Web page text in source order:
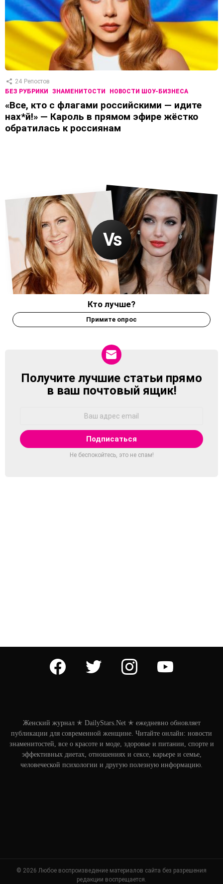
24 Репостов
БЕЗ РУБРИКИ
ЗНАМЕНИТОСТИ НОВОСТИ ШОУ-БИЗНЕСА
«Все, кто с флагами российскими — идите
нах*й!» — Кароль в прямом эфире жёстко
обратилась к россиянам
Кто лучше?
Примите опрос
NEWSLETTER
Получите лучшие статьи прямо
в ваш почтовый ящик!
Не беспокойтесь, это не спам!
facebook twitter instagram youtube
Женский журнал ✭ DailyStars.Net ✭ ежедневно обновляет
публикации для современной женщине. Читайте онлайн: новости
знаменитостей, все о красоте и моде, здоровье и питании, спорте и
эффективных диетах, отношениях и сексе, карьере и семье,
человеческой психологии и другую полезную информацию.
© 2026 Любое воспроизведение материалов сайта без разрешения
редакции воспрещается.